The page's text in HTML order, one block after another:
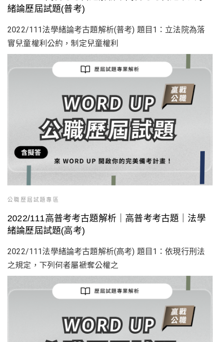
緒論歷屆試題(普考)
2022/111法學緒論考古題解析(普考) 題目1：立法院為落
實兒童權利公約，制定兒童權利
公職歷屆試題專區
2022/111高普考考古題解析｜高普考考古題｜法學
緒論歷屆試題(高考)
2022/111法學緒論考古題解析(高考) 題目1：依現行刑法
之規定，下列何者屬褫奪公權之